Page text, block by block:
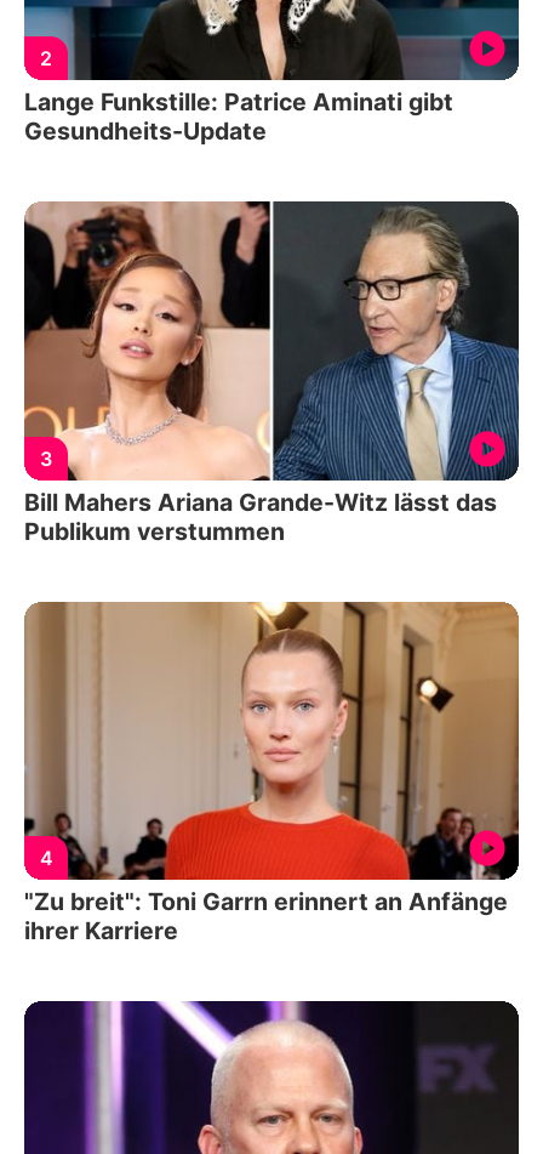
2
Lange Funkstille: Patrice Aminati gibt
Gesundheits-Update
3
Bill Mahers Ariana Grande-Witz lässt das
Publikum verstummen
4
"Zu breit": Toni Garrn erinnert an Anfänge
ihrer Karriere